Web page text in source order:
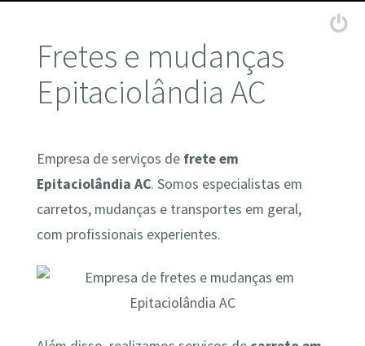
Fretes e mudanças
Epitaciolândia AC
Empresa de serviços de frete em
Epitaciolândia AC. Somos especialistas em
carretos, mudanças e transportes em geral,
com profissionais experientes.